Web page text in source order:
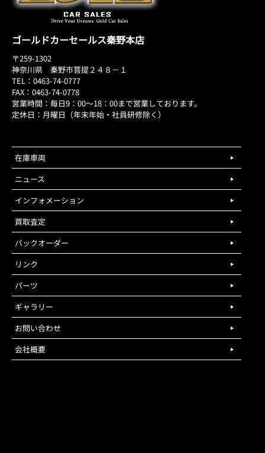
ゴールドカーセールス秦野本店
〒259-1302
神奈川県 秦野市菩提２４８－１
TEL：0463-74-0777
FAX：0463-74-0778
営業時間：毎日9：00～18：00まで営業しております。
定休日：月曜日（年末年始・社員研修除く）
在庫車両
ニュース
インフォメーション
買取査定
バックオーダー
リンク
パーツ
ギャラリー
お問い合わせ
会社概要